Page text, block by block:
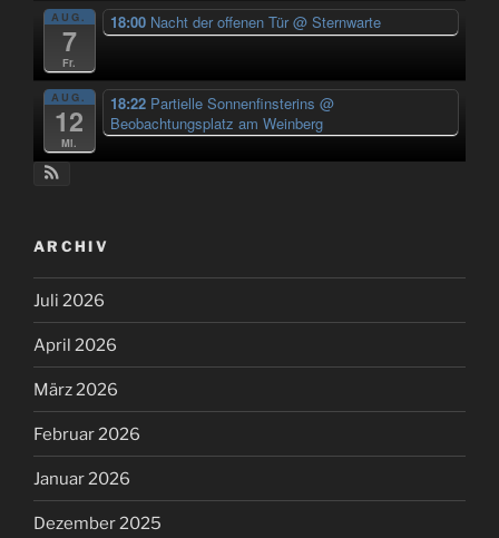
AUG.
7
Fr.
18:00 Nacht der offenen Tür@ Sternwarte
AUG.
12
Mi.
18:22 Partielle Sonnenfinsterins @
Beobachtungsplatz am Weinberg
ARCHIV
Juli 2026
April 2026
März 2026
Februar 2026
Januar 2026
Dezember 2025